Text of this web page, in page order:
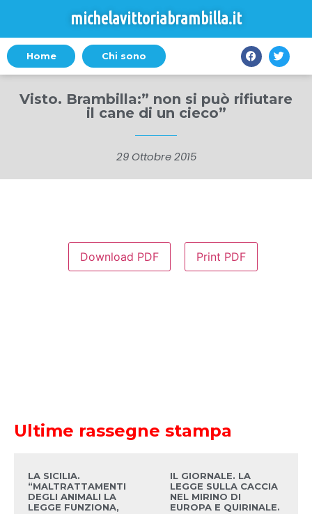
michelavittoriabrambilla.it
Home Chi sono
Visto. Brambilla:” non si può rifiutare
il cane di un cieco”
29 Ottobre 2015
Download PDF Print PDF
Ultime rassegne stampa
LA SICILIA.
“MALTRATTAMENTI
DEGLI ANIMALI LA
LEGGE FUNZIONA,
IL GIORNALE. LA
LEGGE SULLA CACCIA
NEL MIRINO DI
EUROPA E QUIRINALE.